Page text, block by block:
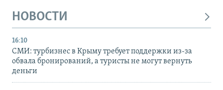
НОВОСТИ
16:10
СМИ: турбизнес в Крыму требует поддержки из-за
обвала бронирований, а туристы не могут вернуть
деньги